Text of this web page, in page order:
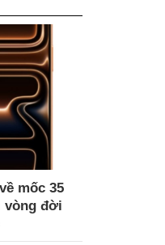
mốc 35
vòng đời